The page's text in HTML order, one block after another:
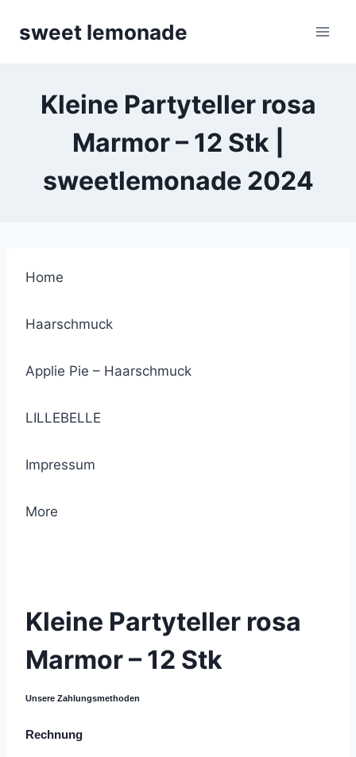
sweet lemonade
Kleine Partyteller rosa
Marmor – 12 Stk |
sweetlemonade 2024
Home
Haarschmuck
Applie Pie – Haarschmuck
LILLEBELLE
Impressum
More
Kleine Partyteller rosa
Marmor – 12 Stk
Unsere Zahlungsmethoden
Rechnung